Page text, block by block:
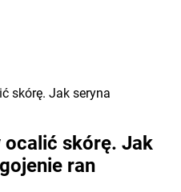
skórę. Jak seryna
ocalić skórę. Jak
ran